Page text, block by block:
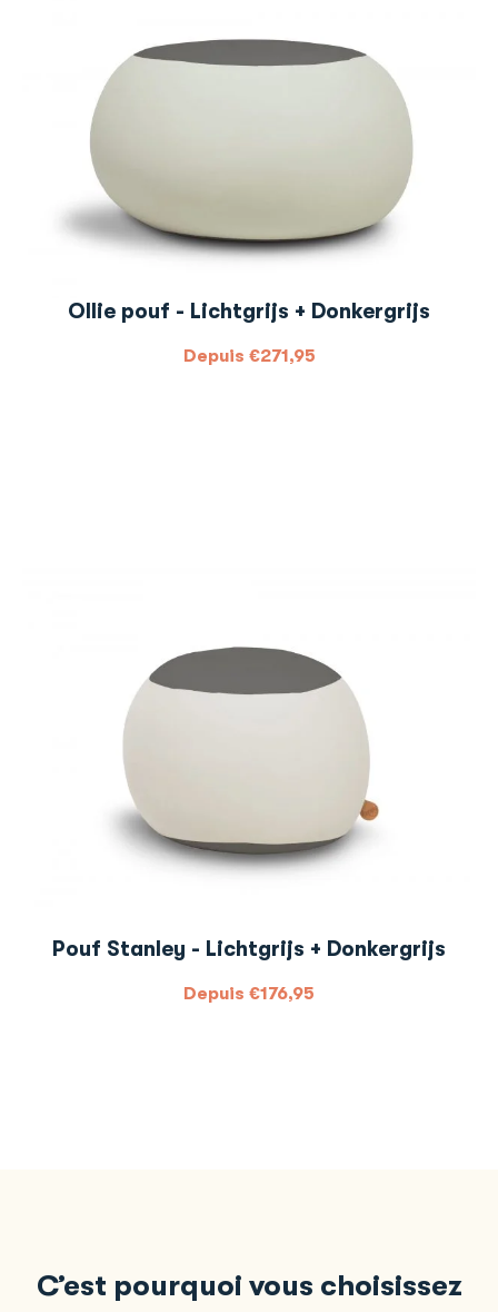
Ollie pouf - Lichtgrijs + Donkergrijs
Depuis €271,95
Pouf Stanley - Lichtgrijs + Donkergrijs
Depuis €176,95
C’est pourquoi vous choisissez